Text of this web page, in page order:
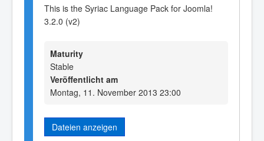
This is the Syriac Language Pack for Joomla!
3.2.0 (v2)
Maturity
Stable
Veröffentlicht am
Montag, 11. November 2013 23:00
Dateien anzeigen